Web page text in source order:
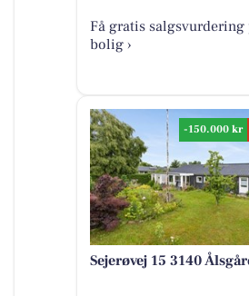
Få gratis salgsvurdering
bolig ›
-150.000 kr
Sejerøvej 15 3140